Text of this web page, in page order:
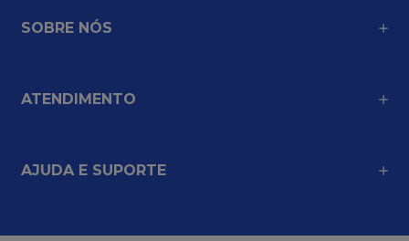
SOBRE NÓS
ATENDIMENTO
AJUDA E SUPORTE